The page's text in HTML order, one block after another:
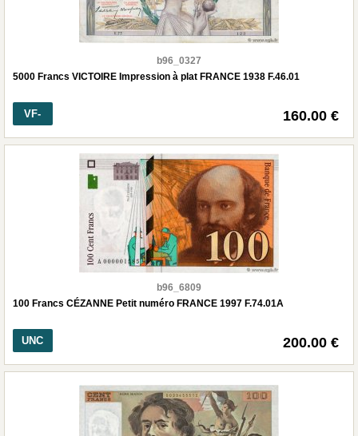
b96_0327
5000 Francs VICTOIRE Impression à plat FRANCE 1938 F.46.01
VF- 160.00 €
b96_6809
100 Francs CÉZANNE Petit numéro FRANCE 1997 F.74.01A
UNC 200.00 €